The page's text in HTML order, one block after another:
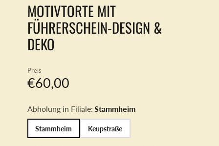
MOTIVTORTE MIT
FÜHRERSCHEIN-DESIGN &
DEKO
Preis
€60,00
Abholung in Filiale: Stammheim
Stammheim Keupstraße